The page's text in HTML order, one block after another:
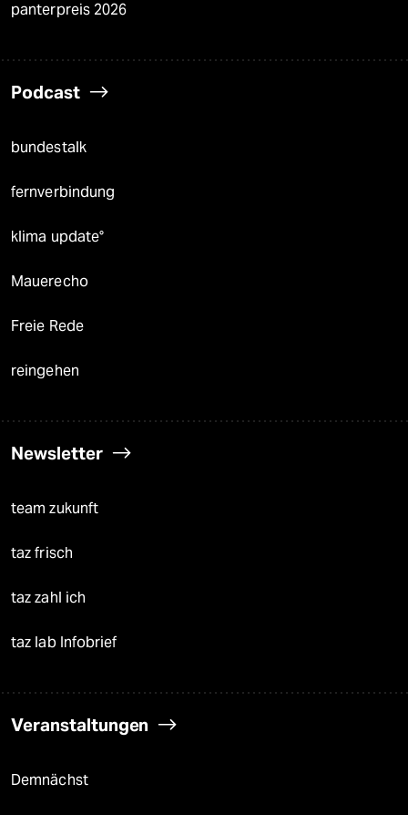
panterpreis 2026
Podcast
bundestalk
fernverbindung
klima update°
Mauerecho
Freie Rede
reingehen
Newsletter
team zukunft
taz frisch
taz zahl ich
taz lab Infobrief
Veranstaltungen
Demnächst